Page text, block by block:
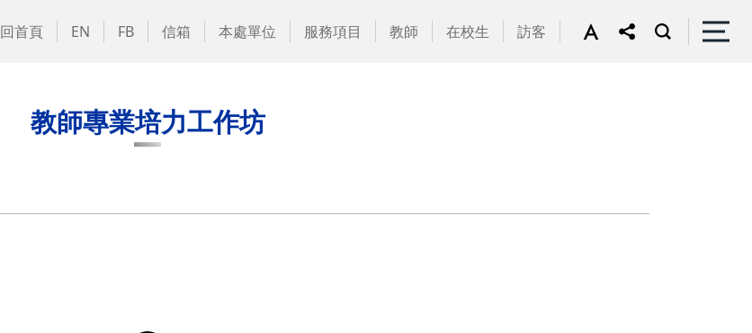
回首頁 EN FB 信箱 本處單位 服務項目 教師 在校生 訪客
教師專業培力工作坊